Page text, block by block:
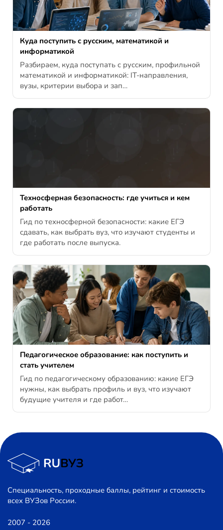
Куда поступить с русским, математикой и
информатикой
Разбираем, куда поступать с русским, профильной
математикой и информатикой: IT-направления,
вузы, критерии выбора и зап…
Техносферная безопасность: где учиться и кем
работать
Гид по техносферной безопасности: какие ЕГЭ
сдавать, как выбрать вуз, что изучают студенты и
где работать после выпуска.
Педагогическое образование: как поступить и
стать учителем
Гид по педагогическому образованию: какие ЕГЭ
нужны, как выбрать профиль и вуз, что изучают
будущие учителя и где работ…
Специальность, проходные баллы, рейтинг и стоимость
всех ВУЗов России.
2007 - 2026